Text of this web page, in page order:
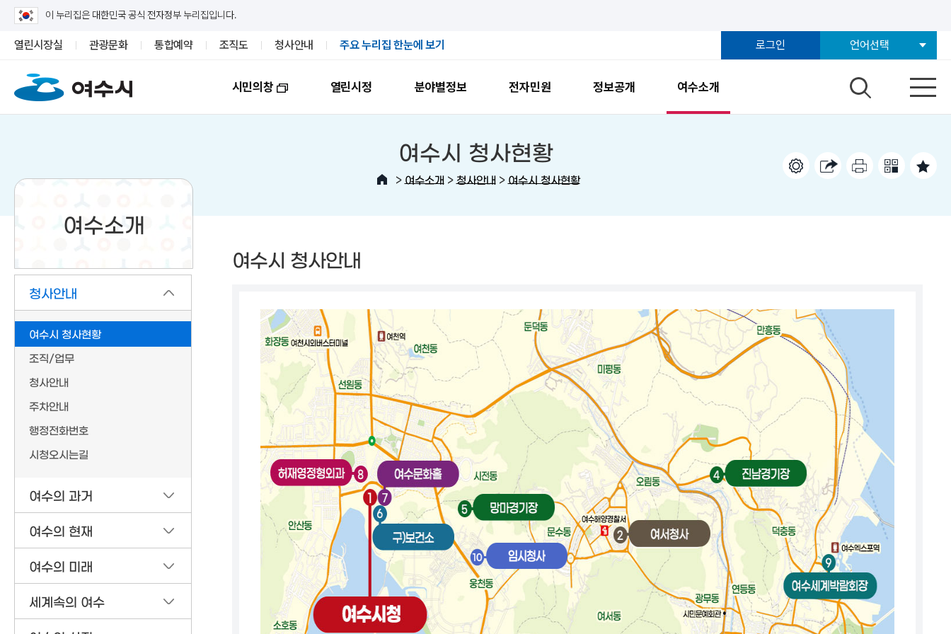
이 누리집은 대한민국 공식 전자정부 누리집입니다.
열린시장실 관광문화 통합예약 조직도 청사안내 주요 누리집 한눈에 보기 로그인 언어선택
시민의창 열린시정 분야별정보 전자민원 정보공개 여수소개
여수소개
청사안내
여수시 청사현황
조직/업무
청사안내
주차안내
행정전화번호
시청오시는길
여수의 과거
여수의 현재
여수의 미래
세계속의 여수
여수시 청사현황
> 여수소개> 청사안내> 여수시 청사현황
여수시 청사안내